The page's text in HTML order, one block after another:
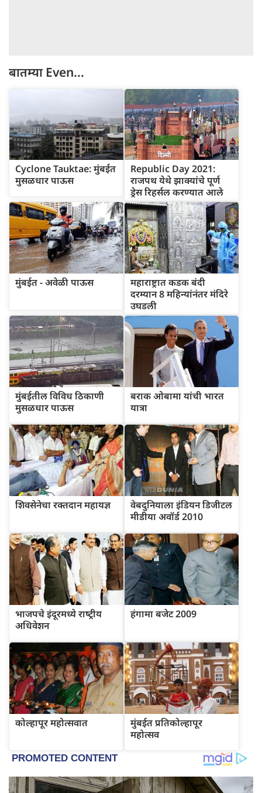
बातम्याEven...
Cyclone Tauktae: मुंबईत
मुसळधार पाऊस
Republic Day 2021:
राजपथ येथे झाक्यांचे पूर्ण
ड्रेस रिहर्सल करण्यात आले
मुंबईत - अवेळी पाऊस
महाराष्ट्रात कडक बंदी
दरम्यान 8 महिन्यांनंतर मंदिरे
उघडली
मुंबईतील विविध ठिकाणी
मुसळधार पाऊस
बराक ओबामा यांची भारत
यात्रा
शिवसेनेचा रक्तदान महायज्ञ
वेबदुनियाला इंडियन डिजीटल
मीडीया अवॉर्ड 2010
भाजपचे इंदूरमध्‍ये राष्‍ट्रीय
अधिवेशन
हंगामा बजेट 2009
कोल्हापूर महोत्सवात
मुंबईत प्रतिकोल्हापूर
महोत्सव